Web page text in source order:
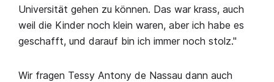
Universität gehen zu können. Das war krass, auch
weil die Kinder noch klein waren, aber ich habe es
geschafft, und darauf bin ich immer noch stolz."
Wir fragen Tessy Antony de Nassau dann auch